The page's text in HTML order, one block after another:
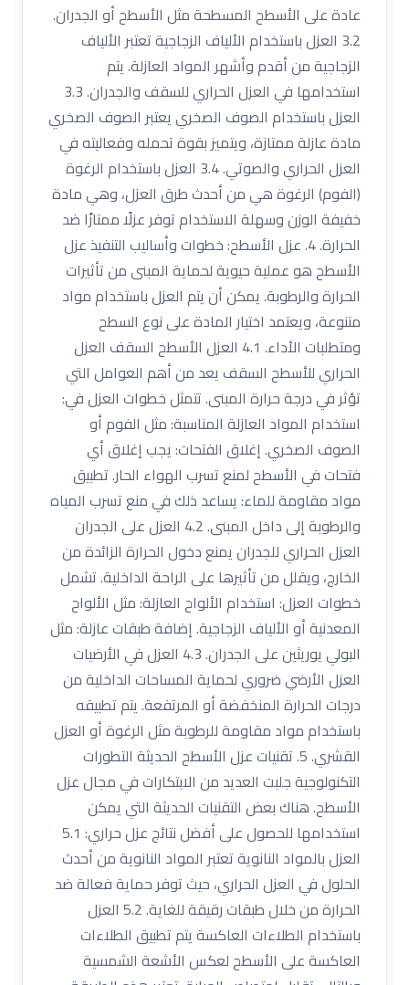
عادة على الأسطح المسطحة مثل الأسطح أو الجدران.
3.2 العزل باستخدام الألياف الزجاجية تعتبر الألياف
الزجاجية من أقدم وأشهر المواد العازلة. يتم
استخدامها في العزل الحراري للسقف والجدران. 3.3
العزل باستخدام الصوف الصخري يعتبر الصوف الصخري
مادة عازلة ممتازة، ويتميز بقوة تحمله وفعاليته في
العزل الحراري والصوتي. 3.4 العزل باستخدام الرغوة
(الفوم) الرغوة هي من أحدث طرق العزل، وهي مادة
خفيفة الوزن وسهلة الاستخدام توفر عزلًا ممتازًا ضد
الحرارة. 4. عزل الأسطح: خطوات وأساليب التنفيذ عزل
الأسطح هو عملية حيوية لحماية المبنى من تأثيرات
الحرارة والرطوبة. يمكن أن يتم العزل باستخدام مواد
متنوعة، ويعتمد اختيار المادة على نوع السطح
ومتطلبات الأداء. 4.1 العزل الأسطح السقف العزل
الحراري للأسطح السقف يعد من أهم العوامل التي
تؤثر في درجة حرارة المبنى. تتمثل خطوات العزل في:
استخدام المواد العازلة المناسبة: مثل الفوم أو
الصوف الصخري. إغلاق الفتحات: يجب إغلاق أي
فتحات في الأسطح لمنع تسرب الهواء الحار. تطبيق
مواد مقاومة للماء: يساعد ذلك في منع تسرب المياه
والرطوبة إلى داخل المبنى. 4.2 العزل على الجدران
العزل الحراري للجدران يمنع دخول الحرارة الزائدة من
الخارج، ويقلل من تأثيرها على الراحة الداخلية. تشمل
خطوات العزل: استخدام الألواح العازلة: مثل الألواح
المعدنية أو الألياف الزجاجية. إضافة طبقات عازلة: مثل
البولي يوريثين على الجدران. 4.3 العزل في الأرضيات
العزل الأرضي ضروري لحماية المساحات الداخلية من
درجات الحرارة المنخفضة أو المرتفعة. يتم تطبيقه
باستخدام مواد مقاومة للرطوبة مثل الرغوة أو العزل
القشري. 5. تقنيات عزل الأسطح الحديثة التطورات
التكنولوجية جلبت العديد من الابتكارات في مجال عزل
الأسطح. هناك بعض التقنيات الحديثة التي يمكن
استخدامها للحصول على أفضل نتائج عزل حراري: 5.1
العزل بالمواد النانوية تعتبر المواد النانوية من أحدث
الحلول في العزل الحراري، حيث توفر حماية فعالة ضد
الحرارة من خلال طبقات رقيقة للغاية. 5.2 العزل
باستخدام الطلاءات العاكسة يتم تطبيق الطلاءات
العاكسة على الأسطح لعكس الأشعة الشمسية